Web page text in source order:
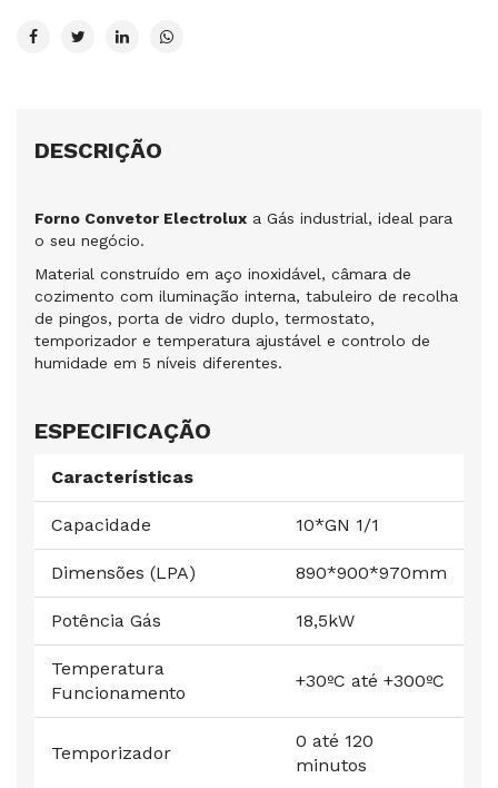
DESCRIÇÃO
Forno Convetor Electrolux a Gás industrial, ideal para
o seu negócio.
Material construído em aço inoxidável, câmara de
cozimento com iluminação interna, tabuleiro de recolha
de pingos, porta de vidro duplo, termostato,
temporizador e temperatura ajustável e controlo de
humidade em 5 níveis diferentes.
ESPECIFICAÇÃO
Características
Capacidade 10*GN 1/1
Dimensões (LPA) 890*900*970mm
Potência Gás 18,5kW
Temperatura
Funcionamento
+30ºC até +300ºC
Temporizador
0 até 120
minutos